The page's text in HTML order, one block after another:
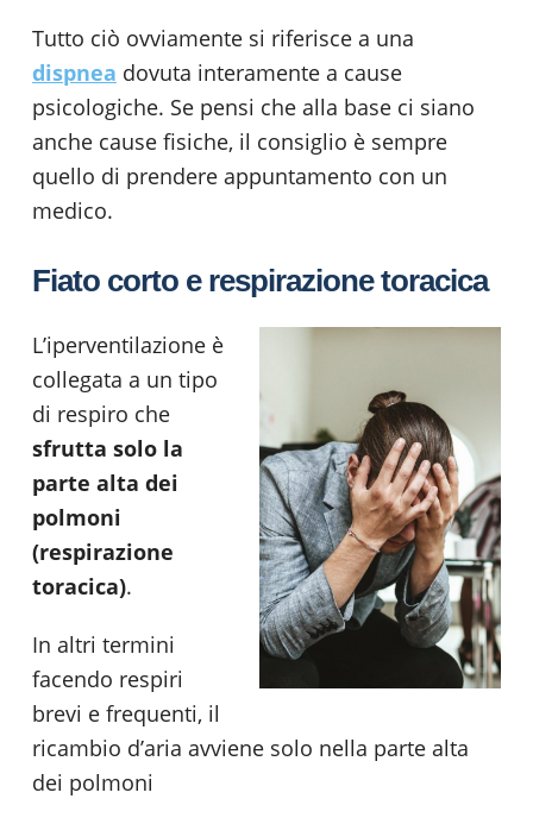
Tutto ciò ovviamente si riferisce a una
dispnea dovuta interamente a cause
psicologiche. Se pensi che alla base ci siano
anche cause fisiche, il consiglio è sempre
quello di prendere appuntamento con un
medico.
Fiato corto e respirazione toracica
L’iperventilazione è
collegata a un tipo
di respiro che
sfrutta solo la
parte alta dei
polmoni
(respirazione
toracica).
In altri termini
facendo respiri
brevi e frequenti, il
ricambio d’aria avviene solo nella parte alta
dei polmoni